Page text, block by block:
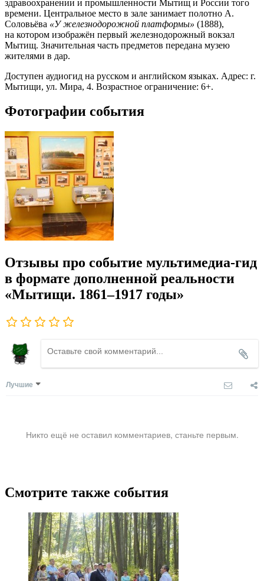
здравоохранении и промышленности Мытищ и России того
времени. Центральное место в зале занимает полотно А.
Соловьёва «У железнодорожной платформы» (1888),
на котором изображён первый железнодорожный вокзал
Мытищ. Значительная часть предметов передана музею
жителями в дар.
Доступен аудиогид на русском и английском языках. Адрес: г.
Мытищи, ул. Мира, 4. Возрастное ограничение: 6+.
Фотографии события
Отзывы про событие мультимедиа-гид
в формате дополненной реальности
«Мытищи. 1861–1917 годы»
Лучшие
Никто ещё не оставил комментариев, станьте первым.
Смотрите также события